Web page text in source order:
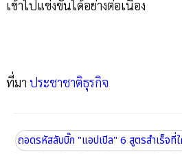
เข้าไปแข่งขันได้อย่างต่อเนื่อง
ที่มา ประชาชาติธุรกิจ
ถอดรหัสลับบิ๊ก "แอปเปิล" 6 สูตรสำเร็จที่